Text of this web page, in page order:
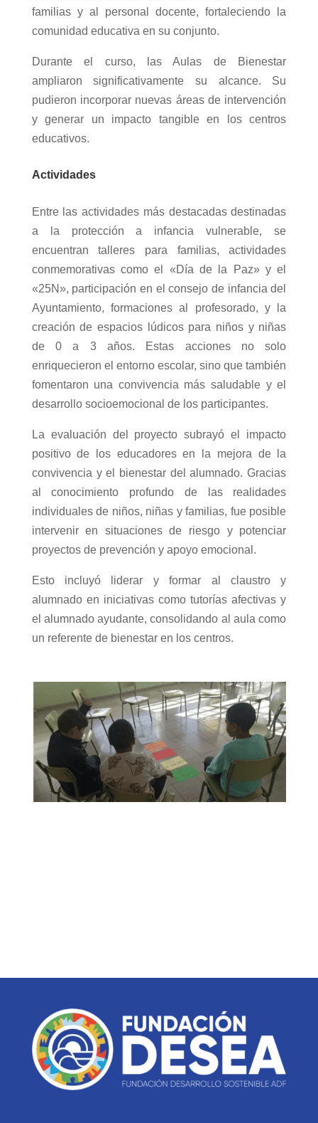
familias y al personal docente, fortaleciendo la
comunidad educativa en su conjunto.
Durante el curso, las Aulas de Bienestar
ampliaron significativamente su alcance. Su
pudieron incorporar nuevas áreas de intervención
y generar un impacto tangible en los centros
educativos.
Actividades
Entre las actividades más destacadas destinadas
a la protección a infancia vulnerable, se
encuentran talleres para familias, actividades
conmemorativas como el «Día de la Paz» y el
«25N», participación en el consejo de infancia del
Ayuntamiento, formaciones al profesorado, y la
creación de espacios lúdicos para niños y niñas
de 0 a 3 años. Estas acciones no solo
enriquecieron el entorno escolar, sino que también
fomentaron una convivencia más saludable y el
desarrollo socioemocional de los participantes.
La evaluación del proyecto subrayó el impacto
positivo de los educadores en la mejora de la
convivencia y el bienestar del alumnado. Gracias
al conocimiento profundo de las realidades
individuales de niños, niñas y familias, fue posible
intervenir en situaciones de riesgo y potenciar
proyectos de prevención y apoyo emocional.
Esto incluyó liderar y formar al claustro y
alumnado en iniciativas como tutorías afectivas y
el alumnado ayudante, consolidando al aula como
un referente de bienestar en los centros.